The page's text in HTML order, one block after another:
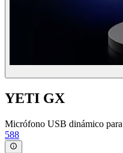
YETI GX
Micrófono USB dinámico
588